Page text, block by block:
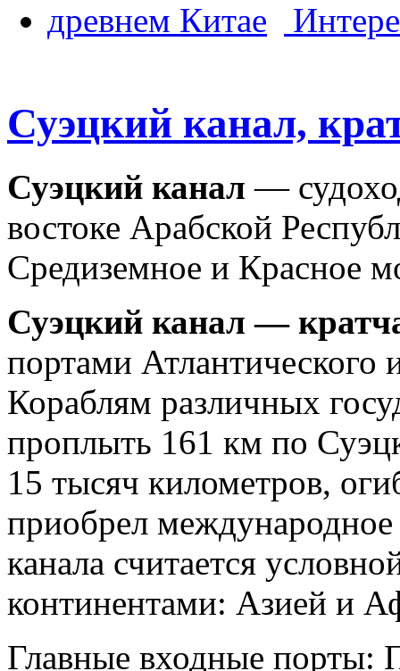
Суэцкий канал,
Суэцкий канал —
востоке Арабской
Средиземное и Красное
Суэцкий канал —
портами Атлантического
Кораблям различных
проплыть 161 км по
15 тысяч километров,
приобрел международное
канала считается
континентами: Азией и
Главные входные порты: